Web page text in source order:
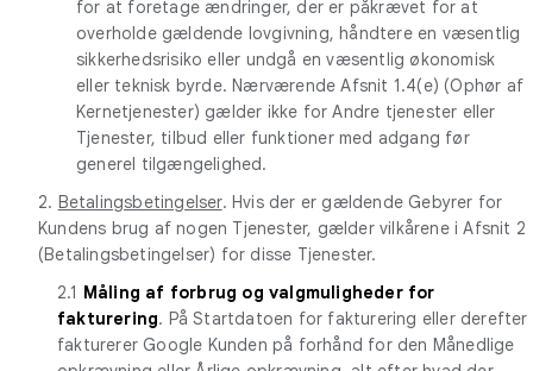
for at foretage ændringer, der er påkrævet for at
overholde gældende lovgivning, håndtere en væsentlig
sikkerhedsrisiko eller undgå en væsentlig økonomisk
eller teknisk byrde. Nærværende Afsnit 1.4(e) (Ophør af
Kernetjenester) gælder ikke for Andre tjenester eller
Tjenester, tilbud eller funktioner med adgang før
generel tilgængelighed.
2. Betalingsbetingelser. Hvis der er gældende Gebyrer for
Kundens brug af nogen Tjenester, gælder vilkårene i Afsnit 2
(Betalingsbetingelser) for disse Tjenester.
2.1 Måling af forbrug og valgmuligheder for
fakturering. På Startdatoen for fakturering eller derefter
fakturerer Google Kunden på forhånd for den Månedlige